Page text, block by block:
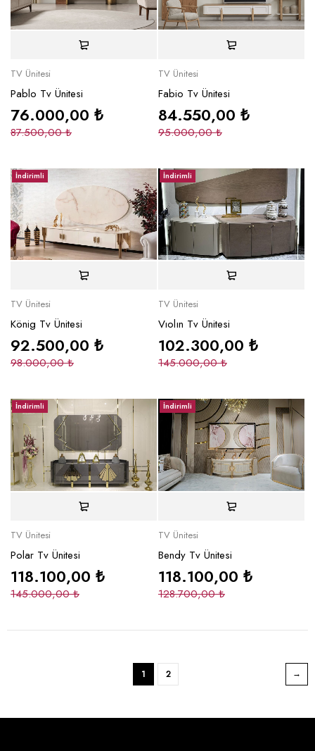
TV Ünitesi
Pablo Tv Ünitesi
87.500,00₺
76.000,00 ₺
TV Ünitesi
Fabio Tv Ünitesi
95.000,00₺
84.550,00 ₺
İndirimli
TV Ünitesi
König Tv Ünitesi
98.000,00₺
92.500,00 ₺
İndirimli
TV Ünitesi
Vıolın Tv Ünitesi
145.000,00₺
102.300,00 ₺
İndirimli
TV Ünitesi
Polar Tv Ünitesi
145.000,00₺
118.100,00 ₺
İndirimli
TV Ünitesi
Bendy Tv Ünitesi
128.700,00₺
118.100,00 ₺
1 2